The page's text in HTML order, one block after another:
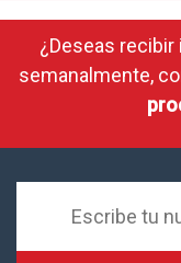
¿Deseas
semanalmente,